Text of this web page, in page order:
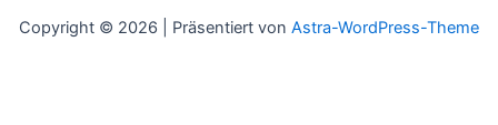
Copyright © 2026 | Präsentiert von Astra-WordPress-Theme